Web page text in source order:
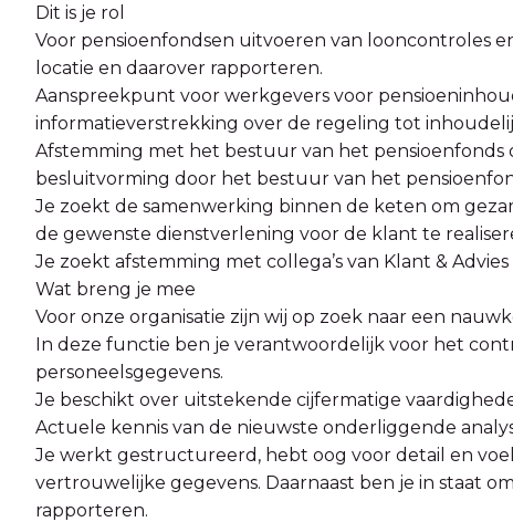
Dit is je rol
Voor pensioenfondsen uitvoeren van looncontroles
locatie en daarover rapporteren.
Aanspreekpunt voor werkgevers voor
informatieverstrekking over de regeling tot
Afstemming met het bestuur van het
besluitvorming door het bestuur van het
Je zoekt de samenwerking binnen de keten om
de gewenste dienstverlening voor de klant te
Je zoekt afstemming met collega’s van Klant &
Wat breng je mee
Voor onze organisatie zijn wij op zoek naar een
In deze functie ben je verantwoordelijk voor het
personeelsgegevens.
Je beschikt over uitstekende cijfermatige
Actuele kennis van de nieuwste onderliggende
Je werkt gestructureerd, hebt oog voor detail en
vertrouwelijke gegevens. Daarnaast ben je in staat
rapporteren.